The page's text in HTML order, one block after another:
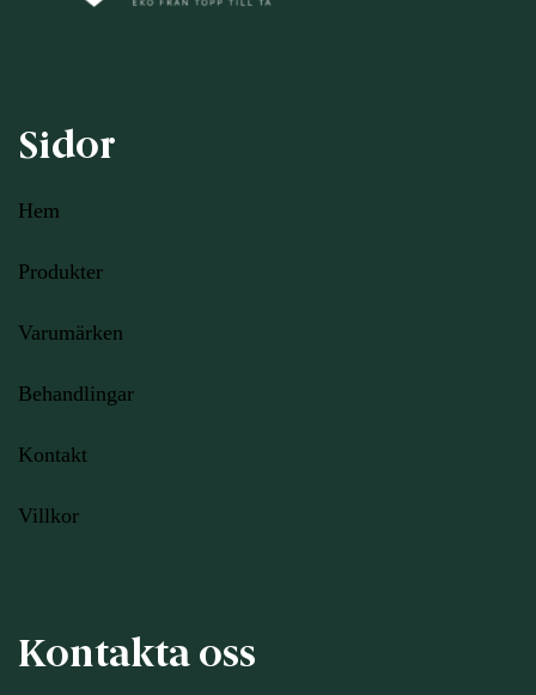
Sidor
Hem
Produkter
Varumärken
Behandlingar
Kontakt
Villkor
Kontakta oss